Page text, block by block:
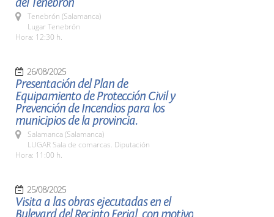
Tenebrón (Salamanca)
Lugar Tenebrón
Hora: 12:30 h.
26/08/2025
Presentación del Plan de
Equipamiento de Protección Civil y
Prevención de Incendios para los
municipios de la provincia.
Salamanca (Salamanca)
LUGAR Sala de comarcas. Diputación
Hora: 11:00 h.
25/08/2025
Visita a las obras ejecutadas en el